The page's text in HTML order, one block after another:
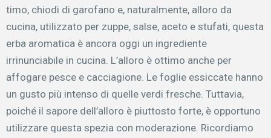
timo, chiodi di garofano e, naturalmente, alloro da
cucina, utilizzato per zuppe, salse, aceto e stufati, questa
erba aromatica è ancora oggi un ingrediente
irrinunciabile in cucina. L’alloro è ottimo anche per
affogare pesce e cacciagione. Le foglie essiccate hanno
un gusto più intenso di quelle verdi fresche. Tuttavia,
poiché il sapore dell’alloro è piuttosto forte, è opportuno
utilizzare questa spezia con moderazione. Ricordiamo